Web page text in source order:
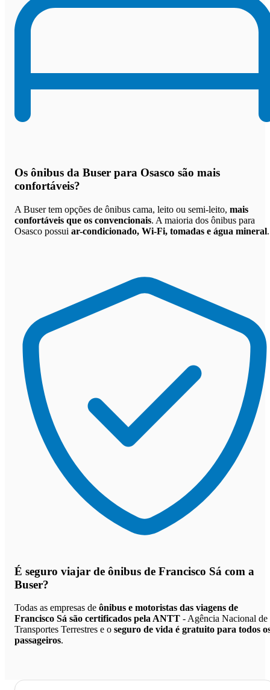
Os ônibus da Buser para Osasco são mais
confortáveis?
A Buser tem opções de ônibus cama, leito ou semi-leito, mais
confortáveis que os convencionais. A maioria dos ônibus para
Osasco possui ar-condicionado, Wi-Fi, tomadas e água mineral.
É seguro viajar de ônibus de Francisco Sá com a
Buser?
Todas as empresas de ônibus e motoristas das viagens de
Francisco Sá são certificados pela ANTT - Agência Nacional de
Transportes Terrestres e o seguro de vida é gratuito para todos
passageiros.